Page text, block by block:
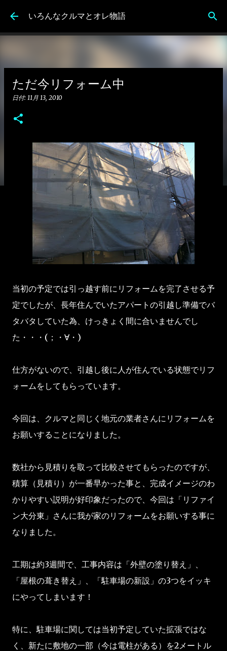
スキップしてメイン コンテンツに移動
いろんなクルマとオレ物語
ただ今リフォーム中
日付: 11月 13, 2010
当初の予定では引っ越す前にリフォームを完了させる予
定でしたが、長年住んでいたアパートの引越し準備でバ
タバタしていた為、けっきょく間に合いませんでし
た・・・(；・∀・)
仕方がないので、引越し後に人が住んでいる状態でリフ
ォームをしてもらっています。
今回は、クルマと同じく地元の業者さんにリフォームを
お願いすることになりました。
数社から見積りを取って比較させてもらったのですが、
積算（見積り）が一番早かった事と、完成イメージのわ
かりやすい説明が好印象だったので、今回は「リファイ
ン大分東」さんに我が家のリフォームをお願いする事に
なりました。
工期は約3週間で、工事内容は「外壁の塗り替え」、
「屋根の葺き替え」、「駐車場の新設」の3つをイッキ
にやってしまいます！
特に、駐車場に関しては当初予定していた拡張ではな
く、新たに敷地の一部（今は電柱がある）を2メートル